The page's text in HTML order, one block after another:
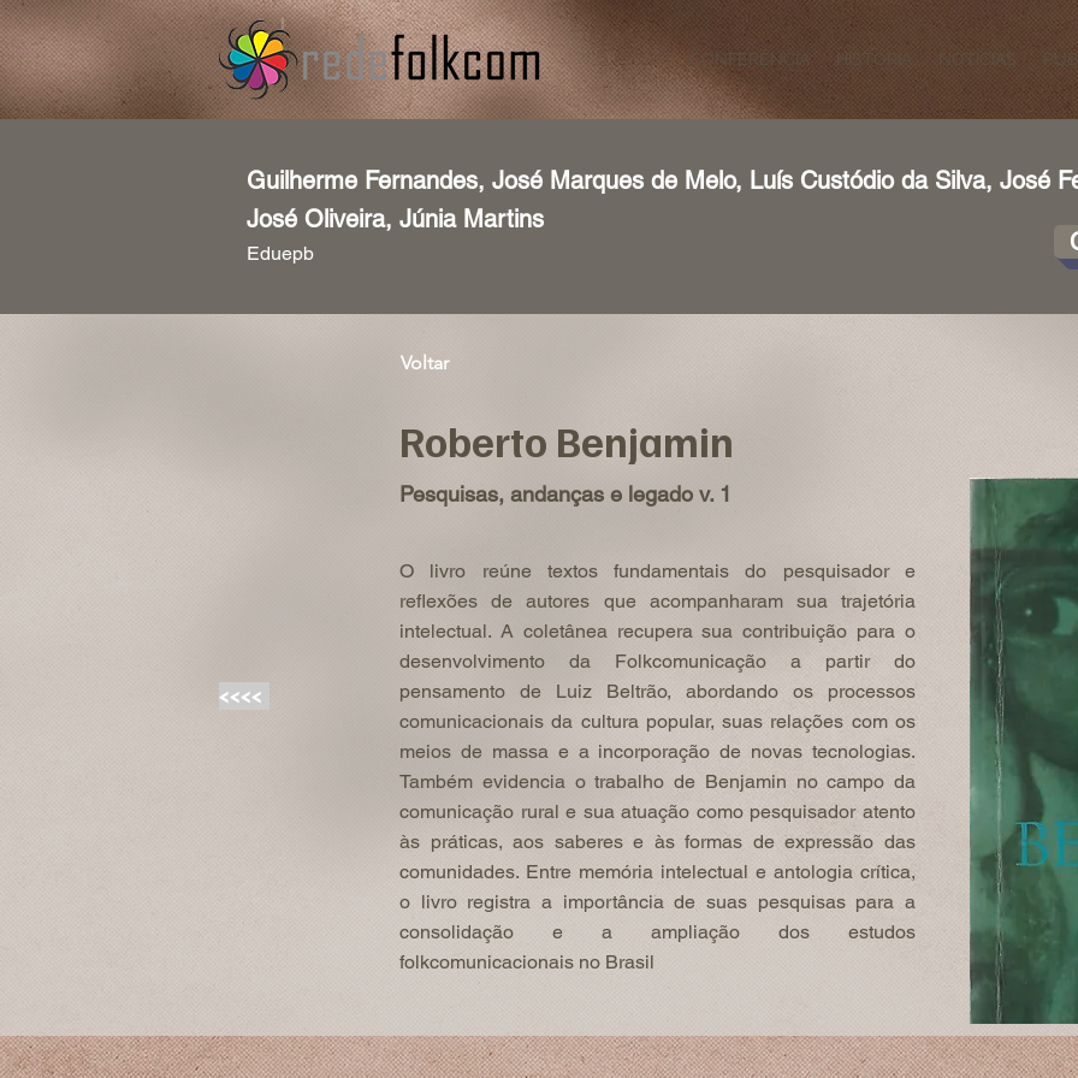
CONFERÊNCIA HISTÓRIA NOTÍCIAS
Guilherme Fernandes, José Marques de Melo, Luís Custódio da Silva, José
José Oliveira, Júnia Martins
Eduepb
Voltar
<<<<
Roberto Benjamin
Pesquisas, andanças e legado v. 1
O livro reúne textos fundamentais do pesquisador e
reflexões de autores que acompanharam sua trajetória
intelectual. A coletânea recupera sua contribuição para o
desenvolvimento da Folkcomunicação a partir do
pensamento de Luiz Beltrão, abordando os processos
comunicacionais da cultura popular, suas relações com os
meios de massa e a incorporação de novas tecnologias.
Também evidencia o trabalho de Benjamin no campo da
comunicação rural e sua atuação como pesquisador atento
às práticas, aos saberes e às formas de expressão das
comunidades. Entre memória intelectual e antologia crítica,
o livro registra a importância de suas pesquisas para a
consolidação e a ampliação dos estudos
folkcomunicacionais no Brasil